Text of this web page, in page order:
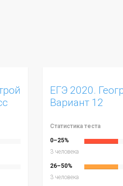
ЕГЭ 2020.
Вариант 12
Статистика теста
0–25%
3 человека
26–50%
3 человека